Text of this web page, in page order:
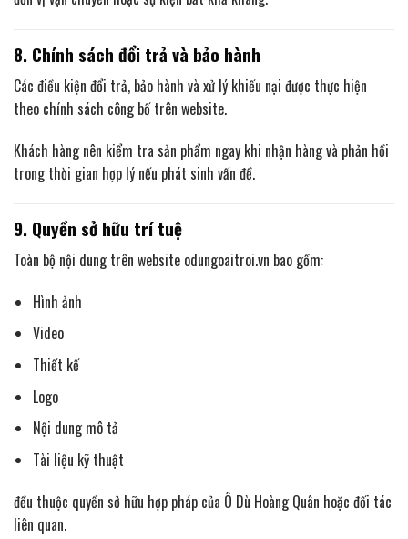
8. Chính sách đổi trả và bảo hành
Các điều kiện đổi trả, bảo hành và xử lý khiếu nại được thực hiện
theo chính sách công bố trên website.
Khách hàng nên kiểm tra sản phẩm ngay khi nhận hàng và phản hồi
trong thời gian hợp lý nếu phát sinh vấn đề.
9. Quyền sở hữu trí tuệ
Toàn bộ nội dung trên website odungoaitroi.vn bao gồm:
Hình ảnh
Video
Thiết kế
Logo
Nội dung mô tả
Tài liệu kỹ thuật
đều thuộc quyền sở hữu hợp pháp của Ô Dù Hoàng Quân hoặc đối tác
liên quan.